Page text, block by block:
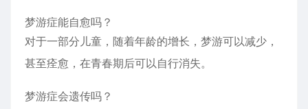
梦游症能自愈吗？
对于一部分儿童，随着年龄的增长，梦游可以减少，
甚至痊愈，在青春期后可以自行消失。
梦游症会遗传吗？